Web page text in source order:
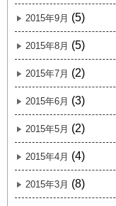
2015年9月 (5)
2015年8月 (5)
2015年7月 (2)
2015年6月 (3)
2015年5月 (2)
2015年4月 (4)
2015年3月 (8)